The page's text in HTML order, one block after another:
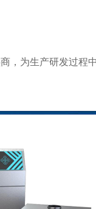
，为生产研发过程